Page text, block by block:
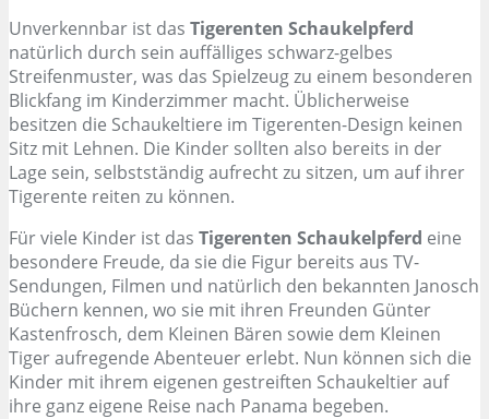
Unverkennbar ist das Tigerenten Schaukelpferd
natürlich durch sein auffälliges schwarz-gelbes
Streifenmuster, was das Spielzeug zu einem besonderen
Blickfang im Kinderzimmer macht. Üblicherweise
besitzen die Schaukeltiere im Tigerenten-Design keinen
Sitz mit Lehnen. Die Kinder sollten also bereits in der
Lage sein, selbstständig aufrecht zu sitzen, um auf ihrer
Tigerente reiten zu können.
Für viele Kinder ist das Tigerenten Schaukelpferd eine
besondere Freude, da sie die Figur bereits aus TV-
Sendungen, Filmen und natürlich den bekannten Janosch
Büchern kennen, wo sie mit ihren Freunden Günter
Kastenfrosch, dem Kleinen Bären sowie dem Kleinen
Tiger aufregende Abenteuer erlebt. Nun können sich die
Kinder mit ihrem eigenen gestreiften Schaukeltier auf
ihre ganz eigene Reise nach Panama begeben.